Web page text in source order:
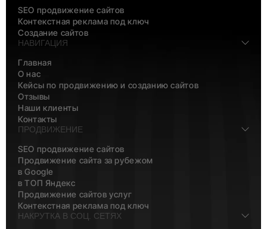
SEO продвижение сайтов
Контекстная реклама под ключ
Создание сайтов
НАВИГАЦИЯ
Главная
О нас
Кейсы по продвижению и созданию сайтов
Отзывы
Наши клиенты
Контакты
ПРОДВИЖЕНИЕ
SEO продвижение сайтов
Продвижение сайта за рубежом
в Google
в ТОП Яндекс
Продвижение сайтов услуг
Контекстная реклама под ключ
НАКРУТКА В СОЦ. СЕТЯХ